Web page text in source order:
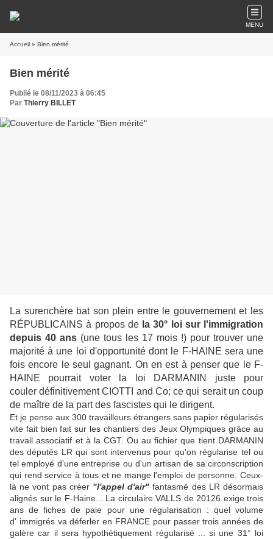
MENU
Accueil » Bien mérité
Bien mérité
Publié le 08/11/2023 à 06:45
Par Thierry BILLET
La surenchère bat son plein entre le gouvernement et les
RÉPUBLICAINS à propos de la 30° loi sur l'immigration
depuis 40 ans (une tous les 17 mois !) pour trouver une
majorité à une loi d'opportunité dont le F-HAINE sera une
fois encore le seul gagnant. On en est à penser que le F-
HAINE pourrait voter la loi DARMANIN juste pour
couler définitivement CIOTTI and Co; ce qui serait un coup
de maître de la part des fascistes qui le dirigent.
Et je pense aux 300 travailleurs étrangers sans papier régularisés
vite fait bien fait sur les chantiers des Jeux Olympiques grâce au
travail associatif et à la CGT. Ou au fichier que tient DARMANIN
des députés LR qui sont intervenus pour qu'on régularise tel ou
tel employé d'une entreprise ou d'un artisan de sa circonscription
qui rend service à tous et ne mange l'emploi de personne. Ceux-
là ne vont pas créer"l'appel d'air" fantasmé des LR désormais
alignés sur le F-Haine... La circulaire VALLS de 20126 exige trois
ans de fiches de paie pour une régularisation : quel volume
d' immigrés va déferler en FRANCE pour passer trois années de
galère car il sera hypothétiquement régularisé ... si une 31° loi